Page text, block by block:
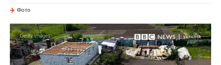
Фото